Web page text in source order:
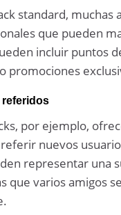
standard, muchas
que pueden
incluir puntos
promociones
por ejemplo,
nuevos
representar una
que varios amigos